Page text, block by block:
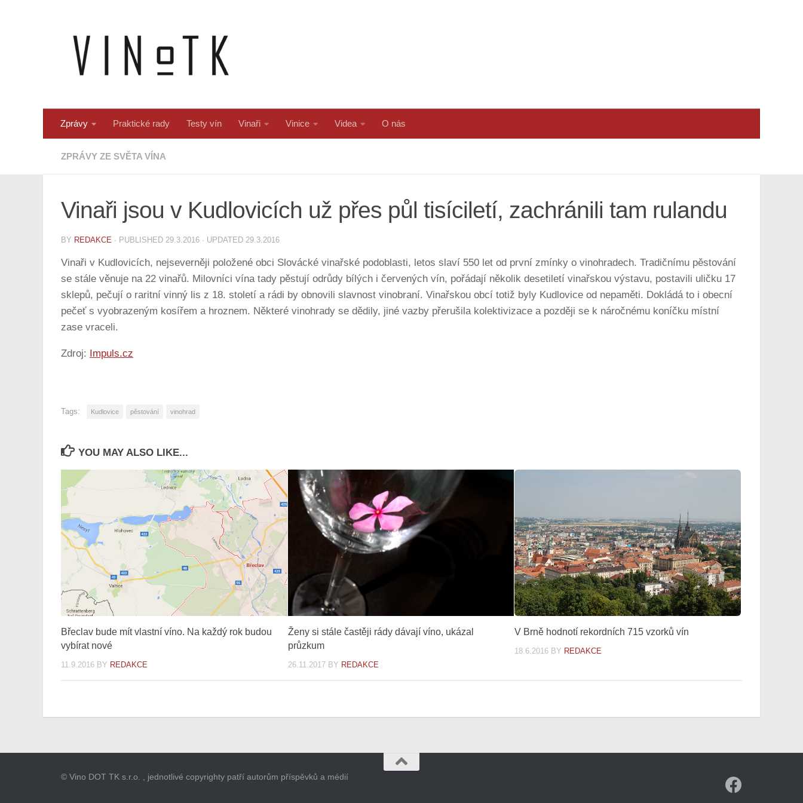
Zprávy Praktické rady Testy vín Vinaři Vinice Videa O nás
ZPRÁVY ZE SVĚTA VÍNA
Vinaři jsou v Kudlovicích už přes půl tisíciletí, zachránili tam rulandu
BY REDAKCE · PUBLISHED 29.3.2016 · UPDATED 29.3.2016
Vinaři v Kudlovicích, nejseverněji položené obci Slovácké vinařské podoblasti, letos slaví 550 let od první zmínky o vinohradech. Tradičnímu pěstování
se stále věnuje na 22 vinařů. Milovníci vína tady pěstují odrůdy bílých i červených vín, pořádají několik desetiletí vinařskou výstavu, postavili uličku 17
sklepů, pečují o raritní vinný lis z 18. století a rádi by obnovili slavnost vinobraní. Vinařskou obcí totiž byly Kudlovice od nepaměti. Dokládá to i obecní
pečeť s vyobrazeným kosířem a hroznem. Některé vinohrady se dědily, jiné vazby přerušila kolektivizace a později se k náročnému koníčku místní
zase vraceli.
Zdroj: Impuls.cz
Tags: Kudlovice pěstování vinohrad
YOU MAY ALSO LIKE...
Břeclav bude mít vlastní víno. Na každý rok budou
vybírat nové
11.9.2016 BY REDAKCE
Ženy si stále častěji rády dávají víno, ukázal
průzkum
26.11.2017BY REDAKCE
V Brně hodnotí rekordních 715 vzorků vín
18.6.2016 BY REDAKCE
© Vino DOT TK s.r.o. , jednotlivé copyrighty patří autorům příspěvků a médií